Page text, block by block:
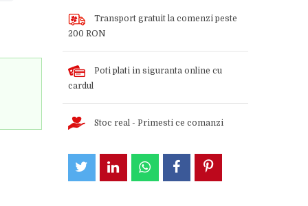
Transport gratuit la comenzi peste
200 RON
Poti plati in siguranta online cu
cardul
Stoc real - Primesti ce comanzi